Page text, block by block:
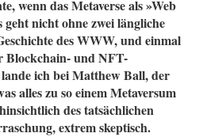
wenn das Metaverse als »Web
nicht ohne zwei längliche
des WWW, und einmal
Blockchain- und NFT-
ich bei Matthew Ball, der
alles zu so einem Metaversum
des tatsächlichen
extrem skeptisch.